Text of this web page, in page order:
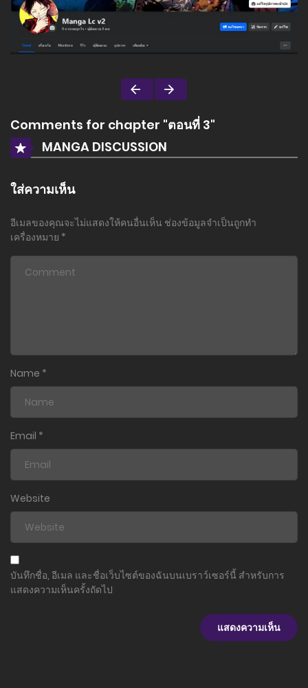
Comments for chapter "ตอนที่ 3"
MANGA DISCUSSION
ใส่ความเห็น
อีเมลของคุณจะไม่แสดงให้คนอื่นเห็น ช่องข้อมูลจำเป็นถูกทำ
เครื่องหมาย *
Name *
Email *
Website
บันทึกชื่อ, อีเมล และชื่อเว็บไซต์ของฉันบนเบราว์เซอร์นี้ สำหรับการ
แสดงความเห็นครั้งถัดไป